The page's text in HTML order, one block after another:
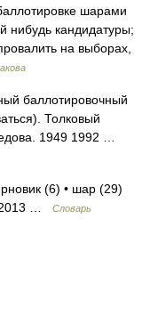
шарами
нибудь кандидатуры;
на выборах,
баллотировочный
Толковый
1949 1992 …
(6) • шар (29)
2013 …
Словарь